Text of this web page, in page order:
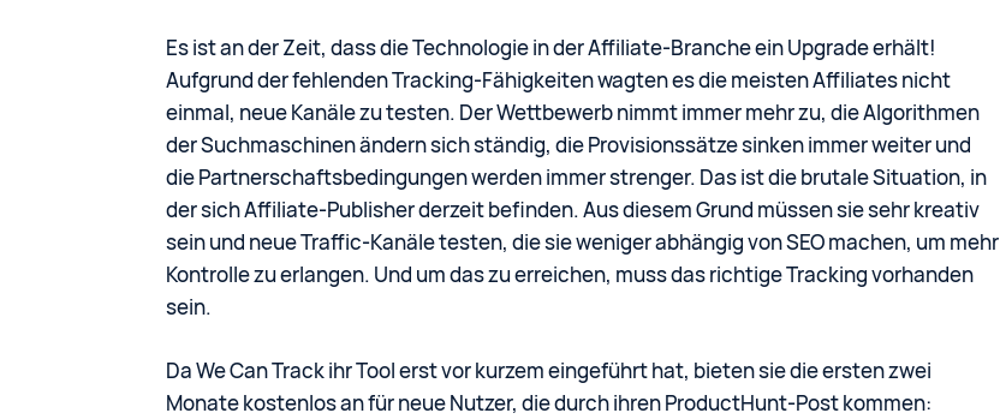
Es ist an der Zeit, dass die Technologie in der Affiliate-Branche ein Upgrade erhält!
Aufgrund der fehlenden Tracking-Fähigkeiten wagten es die meisten Affiliates nicht
einmal, neue Kanäle zu testen. Der Wettbewerb nimmt immer mehr zu, die Algorithmen
der Suchmaschinen ändern sich ständig, die Provisionssätze sinken immer weiter und
die Partnerschaftsbedingungen werden immer strenger. Das ist die brutale Situation, in
der sich Affiliate-Publisher derzeit befinden. Aus diesem Grund müssen sie sehr kreativ
sein und neue Traffic-Kanäle testen, die sie weniger abhängig von SEO machen, um mehr
Kontrolle zu erlangen. Und um das zu erreichen, muss das richtige Tracking vorhanden
sein.
Da We Can Track ihr Tool erst vor kurzem eingeführt hat, bieten sie die ersten zwei
Monate kostenlos an für neue Nutzer, die durch ihren ProductHunt-Post kommen: